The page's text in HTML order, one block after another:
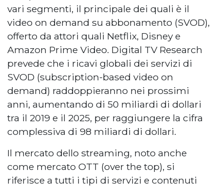
vari segmenti, il principale dei quali è il
video on demand su abbonamento (SVOD),
offerto da attori quali Netflix, Disney e
Amazon Prime Video. Digital TV Research
prevede che i ricavi globali dei servizi di
SVOD (subscription-based video on
demand) raddoppieranno nei prossimi
anni, aumentando di 50 miliardi di dollari
tra il 2019 e il 2025, per raggiungere la cifra
complessiva di 98 miliardi di dollari.
Il mercato dello streaming, noto anche
come mercato OTT (over the top), si
riferisce a tutti i tipi di servizi e contenuti